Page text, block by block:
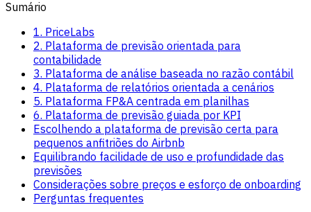
Sumário
1. PriceLabs
2. Plataforma de previsão orientada para
contabilidade
3. Plataforma de análise baseada no razão contábil
4. Plataforma de relatórios orientada a cenários
5. Plataforma FP&A centrada em planilhas
6. Plataforma de previsão guiada por KPI
Escolhendo a plataforma de previsão certa para
pequenos anfitriões do Airbnb
Equilibrando facilidade de uso e profundidade das
previsões
Considerações sobre preços e esforço de onboarding
Perguntas frequentes